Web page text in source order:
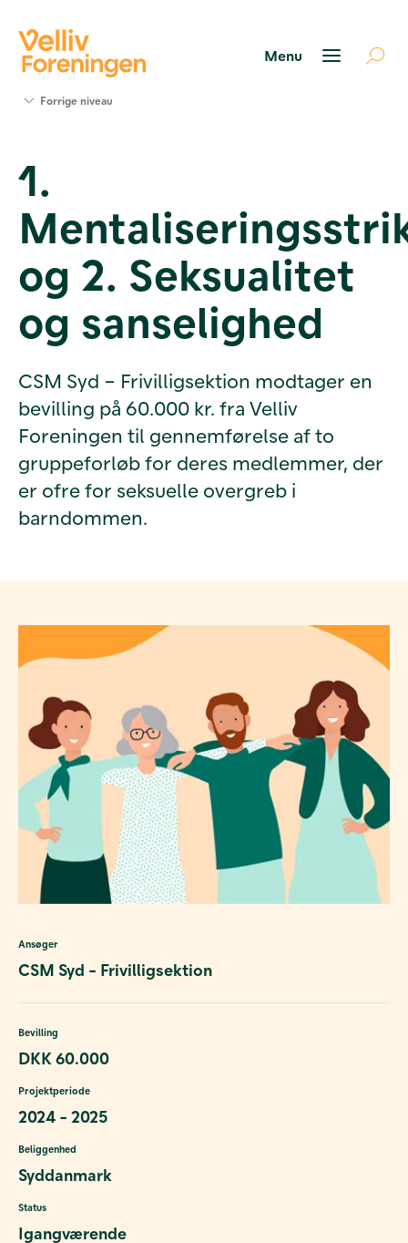
Værktøjer
og viden
Om Velliv
Foreningen
os
Forrige niveau
1.
og 2. Seksualitet
og sanselighed
CSM Syd – Frivilligsektion modtager en
bevilling på 60.000 kr. fra Velliv
Foreningen til gennemførelse af to
gruppeforløb for deres medlemmer, der
er ofre for seksuelle overgreb i
barndommen.
Ansøger
CSM Syd - Frivilligsektion
Bevilling
DKK 60.000
Projektperiode
2024 - 2025
Beliggenhed
Syddanmark
Status
Igangværende